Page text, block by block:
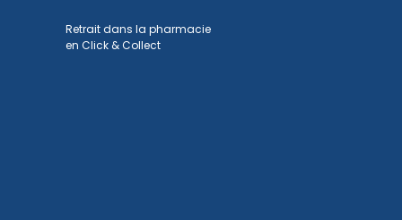
Retrait dans la pharmacie
en Click & Collect